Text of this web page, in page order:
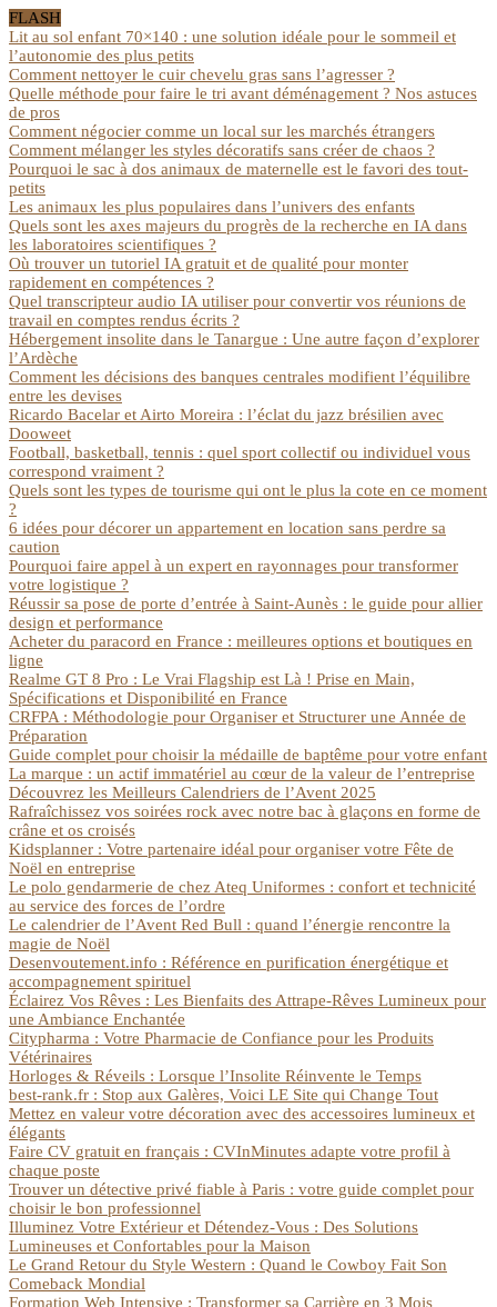
FLASH
Lit au sol enfant 70×140 : une solution idéale pour le sommeil et
l’autonomie des plus petits
Comment nettoyer le cuir chevelu gras sans l’agresser ?
Quelle méthode pour faire le tri avant déménagement ? Nos astuces
de pros
Comment négocier comme un local sur les marchés étrangers
Comment mélanger les styles décoratifs sans créer de chaos ?
Pourquoi le sac à dos animaux de maternelle est le favori des tout-
petits
Les animaux les plus populaires dans l’univers des enfants
Quels sont les axes majeurs du progrès de la recherche en IA dans
les laboratoires scientifiques ?
Où trouver un tutoriel IA gratuit et de qualité pour monter
rapidement en compétences ?
Quel transcripteur audio IA utiliser pour convertir vos réunions de
travail en comptes rendus écrits ?
Hébergement insolite dans le Tanargue : Une autre façon d’explorer
l’Ardèche
Comment les décisions des banques centrales modifient l’équilibre
entre les devises
Ricardo Bacelar et Airto Moreira : l’éclat du jazz brésilien avec
Dooweet
Football, basketball, tennis : quel sport collectif ou individuel vous
correspond vraiment ?
Quels sont les types de tourisme qui ont le plus la cote en ce moment
?
6 idées pour décorer un appartement en location sans perdre sa
caution
Pourquoi faire appel à un expert en rayonnages pour transformer
votre logistique ?
Réussir sa pose de porte d’entrée à Saint-Aunès : le guide pour allier
design et performance
Acheter du paracord en France : meilleures options et boutiques en
ligne
Realme GT 8 Pro : Le Vrai Flagship est Là ! Prise en Main,
Spécifications et Disponibilité en France
CRFPA : Méthodologie pour Organiser et Structurer une Année de
Préparation
Guide complet pour choisir la médaille de baptême pour votre enfant
La marque : un actif immatériel au cœur de la valeur de l’entreprise
Découvrez les Meilleurs Calendriers de l’Avent 2025
Rafraîchissez vos soirées rock avec notre bac à glaçons en forme de
crâne et os croisés
Kidsplanner : Votre partenaire idéal pour organiser votre Fête de
Noël en entreprise
Le polo gendarmerie de chez Ateq Uniformes : confort et technicité
au service des forces de l’ordre
Le calendrier de l’Avent Red Bull : quand l’énergie rencontre la
magie de Noël
Desenvoutement.info : Référence en purification énergétique et
accompagnement spirituel
Éclairez Vos Rêves : Les Bienfaits des Attrape-Rêves Lumineux pour
une Ambiance Enchantée
Citypharma : Votre Pharmacie de Confiance pour les Produits
Vétérinaires
Horloges & Réveils : Lorsque l’Insolite Réinvente le Temps
best-rank.fr : Stop aux Galères, Voici LE Site qui Change Tout
Mettez en valeur votre décoration avec des accessoires lumineux et
élégants
Faire CV gratuit en français : CVInMinutes adapte votre profil à
chaque poste
Trouver un détective privé fiable à Paris : votre guide complet pour
choisir le bon professionnel
Illuminez Votre Extérieur et Détendez-Vous : Des Solutions
Lumineuses et Confortables pour la Maison
Le Grand Retour du Style Western : Quand le Cowboy Fait Son
Comeback Mondial
Formation Web Intensive : Transformer sa Carrière en 3 Mois